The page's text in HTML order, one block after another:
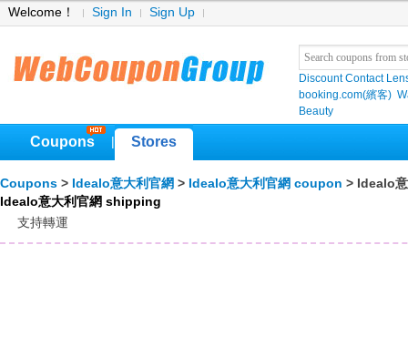
Welcome！ Sign In Sign Up
Discount Contact
booking.com(繽客)
Beauty
Coupons Stores
Coupons > Idealo意大利官網 > Idealo意大利官網 coupon > Idealo
Idealo意大利官網 shipping
支持轉運